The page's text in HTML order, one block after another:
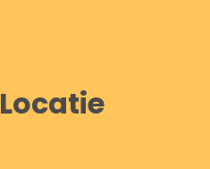
Locatie